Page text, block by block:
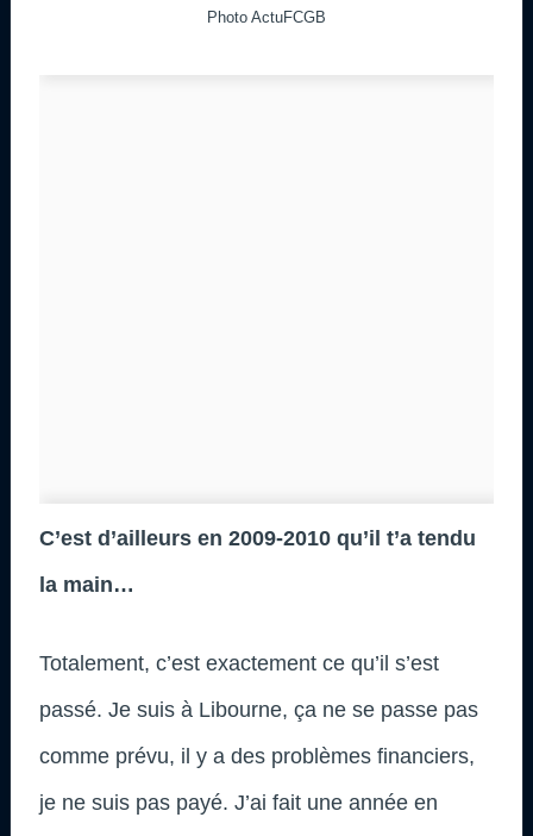
Photo ActuFCGB
C’est d’ailleurs en 2009-2010 qu’il t’a tendu
la main…
Totalement, c’est exactement ce qu’il s’est
passé. Je suis à Libourne, ça ne se passe pas
comme prévu, il y a des problèmes financiers,
je ne suis pas payé. J’ai fait une année en